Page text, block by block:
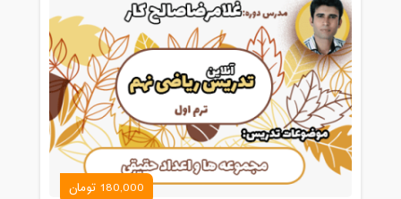
180,000 تومان